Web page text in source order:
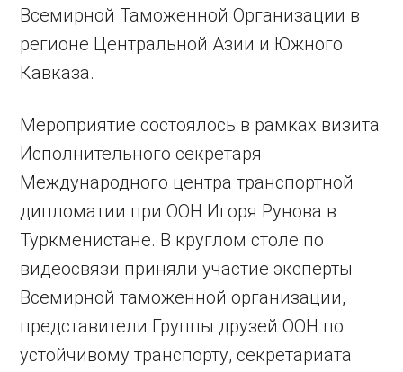
Всемирной Таможенной Организации в
регионе Центральной Азии и Южного
Кавказа.
Мероприятие состоялось в рамках визита
Исполнительного секретаря
Международного центра транспортной
дипломатии при ООН Игоря Рунова в
Туркменистане. В круглом столе по
видеосвязи приняли участие эксперты
Всемирной таможенной организации,
представители Группы друзей ООН по
устойчивому транспорту, секретариата